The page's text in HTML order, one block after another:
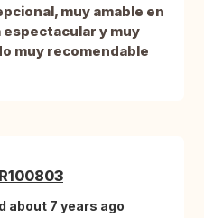
muy amable en
espectacular y muy
muy recomendable
about 7 years ago